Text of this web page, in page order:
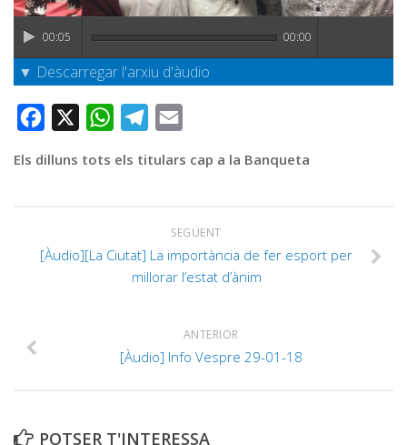
Publicitat
Contacte
00:05 00:00
▼ Descarregar l'arxiu d'àudio
Facebook WhatsAppTelegram
Els dilluns tots els titulars cap a la Banqueta
SEGÜENT
[Àudio][La Ciutat] La importància de fer esport per
millorar l’estat d’ànim
ANTERIOR
[Àudio] Info Vespre 29-01-18
POTSER T'INTERESSA